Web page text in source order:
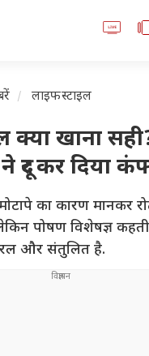
लाइफस्टाइल
क्या खाना
दूर कर दिया
का कारण मानकर
पोषण विशेषज्ञ
और संतुलित है.